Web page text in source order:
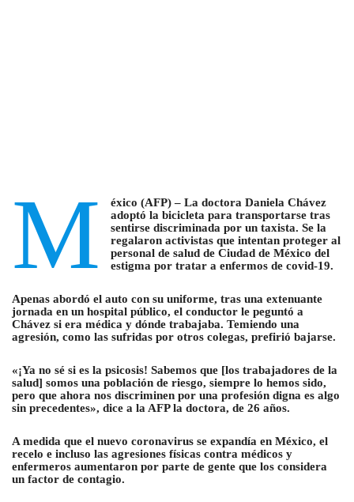
M
éxico (AFP) – La doctora Daniela Chávez
adoptó la bicicleta para transportarse tras
sentirse discriminada por un taxista. Se la
regalaron activistas que intentan proteger al
personal de salud de Ciudad de México del
estigma por tratar a enfermos de covid-19.
Apenas abordó el auto con su uniforme, tras una extenuante
jornada en un hospital público, el conductor le peguntó a
Chávez si era médica y dónde trabajaba. Temiendo una
agresión, como las sufridas por otros colegas, prefirió bajarse.
«¡Ya no sé si es la psicosis! Sabemos que [los trabajadores de la
salud] somos una población de riesgo, siempre lo hemos sido,
pero que ahora nos discriminen por una profesión digna es algo
sin precedentes», dice a la AFP la doctora, de 26 años.
A medida que el nuevo coronavirus se expandía en México, el
recelo e incluso las agresiones físicas contra médicos y
enfermeros aumentaron por parte de gente que los considera
un factor de contagio.